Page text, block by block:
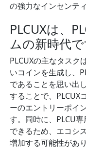
の強力なインセンテ
PLCUXは、
ムの新時代で
PLCUXの​​主なタスク
いコインを生成し、
であることを思い出
することで、PLCUX
ーのエントリーポイ
す。同時に、PLCU
できるため、エコシ
増加する可能性があり